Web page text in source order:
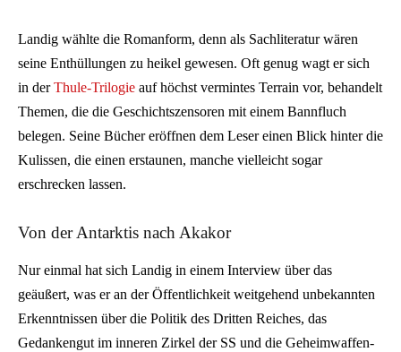
Landig wählte die Romanform, denn als Sachliteratur wären
seine Enthüllungen zu heikel gewesen. Oft genug wagt er sich
in derThule-Trilogie auf höchst vermintes Terrain vor, behandelt
Themen, die die Geschichtszensoren mit einem Bannfluch
belegen. Seine Bücher eröffnen dem Leser einen Blick hinter die
Kulissen, die einen erstaunen, manche vielleicht sogar
erschrecken lassen.
Von der Antarktis nach Akakor
Nur einmal hat sich Landig in einem Interview über das
geäußert, was er an der Öffentlichkeit weitgehend unbekannten
Erkenntnissen über die Politik des Dritten Reiches, das
Gedankengut im inneren Zirkel der SS und die Geheimwaffen-